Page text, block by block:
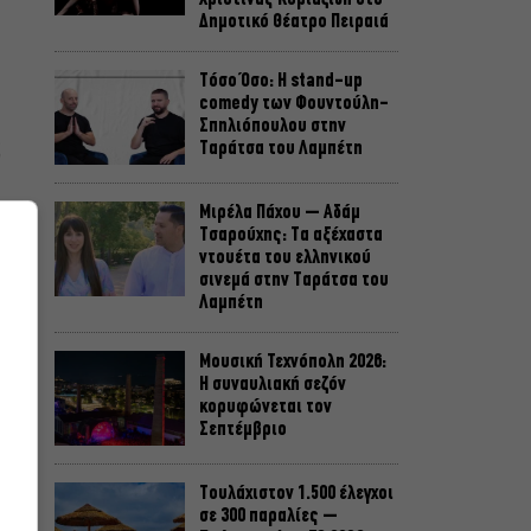
Δημοτικό Θέατρο Πειραιά
Τόσο Όσο: Η stand-up
comedy των Φουντούλη-
Σπηλιόπουλου στην
Ταράτσα του Λαμπέτη
Μιρέλα Πάχου – Αδάμ
Τσαρούχης: Τα αξέχαστα
ντουέτα του ελληνικού
σινεμά στην Ταράτσα του
Λαμπέτη
Μουσική Τεχνόπολη 2026:
Η συναυλιακή σεζόν
κορυφώνεται τον
Σεπτέμβριο
Τουλάχιστον 1.500 έλεγχοι
σε 300 παραλίες –